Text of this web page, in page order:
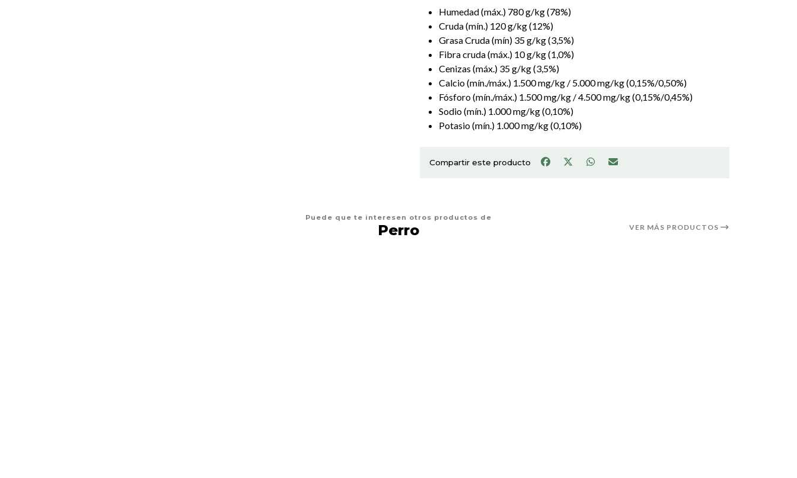
Humedad (máx.) 780 g/kg (78%)
Cruda (mín.) 120 g/kg (12%)
Grasa Cruda (mín) 35 g/kg (3,5%)
Fibra cruda (máx.) 10 g/kg (1,0%)
Cenizas (máx.) 35 g/kg (3,5%)
Calcio (mín./máx.) 1.500 mg/kg / 5.000 mg/kg (0,15%/0,50%)
Fósforo (mín./máx.) 1.500 mg/kg / 4.500 mg/kg (0,15%/0,45%)
Sodio (mín.) 1.000 mg/kg (0,10%)
Potasio (mín.) 1.000 mg/kg (0,10%)
Compartir este producto
Puede que te interesen otros productos de
Perro VER MÁS PRODUCTOS